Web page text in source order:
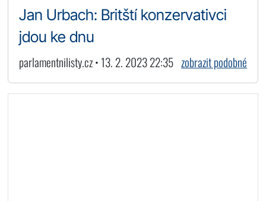
Jan Urbach: Britští konzervativci
jdou ke dnu
parlamentnilisty.cz • 13. 2. 2023 22:35 zobrazit podobné